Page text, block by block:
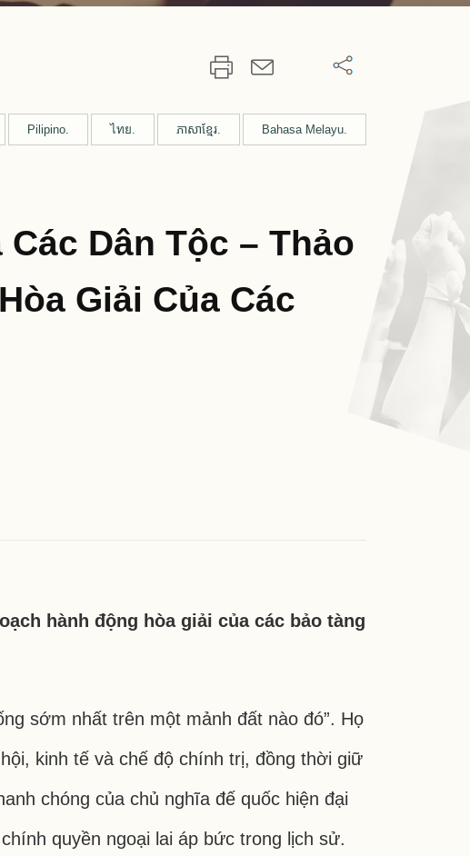
Pilipino. ไทย. ភាសាខ្មែរ. Bahasa Melayu.
Dân Tộc – Thảo
Giải Của Các
hành động hòa giải của các bảo tàng
sớm nhất trên một mảnh đất nào đó”. Họ
kinh tế và chế độ chính trị, đồng thời giữ
chóng của chủ nghĩa đế quốc hiện đại
quyền ngoại lai áp bức trong lịch sử.